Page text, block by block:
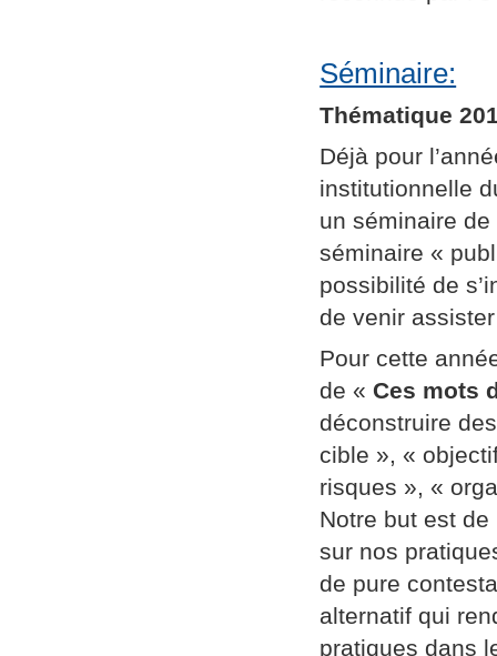
Séminaire:
Thématique
Déjà pour
institutionnelle
un séminaire
séminaire «
possibilité de
de venir
Pour cette
de « Ces mots
déconstruire
cible », «
risques », «
Notre but est de
sur nos
de pure
alternatif qui
pratiques dans